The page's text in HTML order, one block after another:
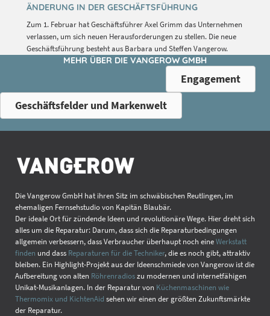
ÄNDERUNG IN DER GESCHÄFTSFÜHRUNG
Zum 1. Februar hat Geschäftsführer Axel Grimm das Unternehmen
verlassen, um sich neuen Herausforderungen zu stellen. Die neue
Geschäftsführung besteht aus Barbara und Steffen Vangerow.
MEHR ÜBER DIE VANGEROW GMBH
Engagement
Geschäftsfelder und Markenwelt
Die Vangerow GmbH hat ihren Sitz im schwäbischen Reutlingen, im
ehemaligen Fernsehstudio von Kapitän Blaubär.
Der ideale Ort für zündende Ideen und revolutionäre Wege. Hier dreht sich
alles um die Reparatur: Darum, dass sich die Reparaturbedingungen
allgemein verbessern, dass Verbraucher überhaupt noch eineWerkstatt
finden und dass Reparaturen für die Techniker, die es noch gibt, attraktiv
bleiben. Ein Highlight-Projekt aus der Ideenschmiede von Vangerow ist die
Aufbereitung von alten Röhrenradioszu modernen und internetfähigen
Unikat-Musikanlagen. In der Reparatur von Küchenmaschinen wie
Thermomix und KichtenAid sehen wir einen der größten Zukunftsmärkte
der Reparatur.